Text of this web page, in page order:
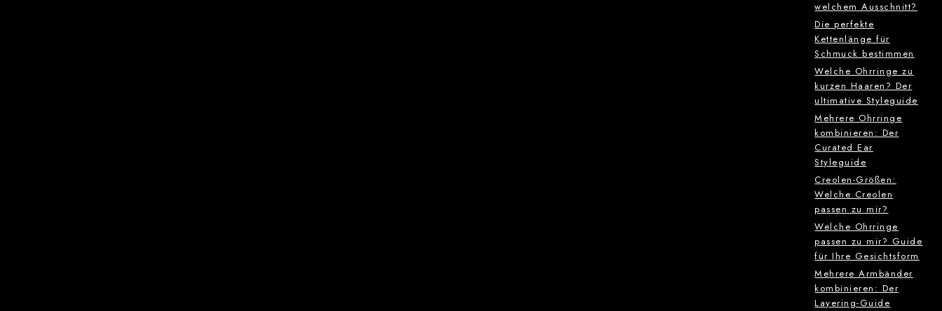
welchem Ausschnitt?
Die perfekte
Kettenlänge für
Schmuck bestimmen
Welche Ohrringe zu
kurzen Haaren? Der
ultimative Styleguide
Mehrere Ohrringe
kombinieren: Der
Curated Ear
Styleguide
Creolen-Größen:
Welche Creolen
passen zu mir?
Welche Ohrringe
passen zu mir? Guide
für Ihre Gesichtsform
Mehrere Armbänder
kombinieren: Der
Layering-Guide